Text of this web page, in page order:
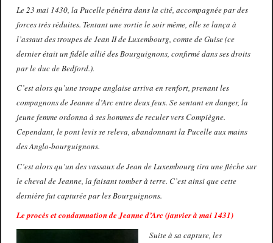
Le 23 mai 1430, la Pucelle pénétra dans la cité, accompagnée par des
forces très réduites. Tentant une sortie le soir même, elle se lança à
l’assaut des troupes de Jean II de Luxembourg, comte de Guise (ce
dernier était un fidèle allié des Bourguignons, confirmé dans ses droits
par le duc de Bedford.).
C’est alors qu’une troupe anglaise arriva en renfort, prenant les
compagnons de Jeanne d’Arc entre deux feux. Se sentant en danger, la
jeune femme ordonna à ses hommes de reculer vers Compiègne.
Cependant, le pont levis se releva, abandonnant la Pucelle aux mains
des Anglo-bourguignons.
C’est alors qu’un des vassaux de Jean de Luxembourg tira une flèche sur
le cheval de Jeanne, la faisant tomber à terre. C’est ainsi que cette
dernière fut capturée par les Bourguignons.
Le procès et condamnation de Jeanne d’Arc (janvier à mai 1431)
Suite à sa capture, les